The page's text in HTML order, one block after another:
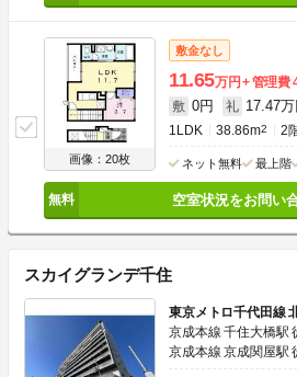
画像：20枚
敷金なし
11.65万円 管理費
敷 0円 礼 17.47万
1LDK 38.86m2 2
ネット無料 最上階
空室状況をお問い
スカイグランデ千住
東京メトロ千代田線
京成本線 千住大橋駅
京成本線 京成関屋駅